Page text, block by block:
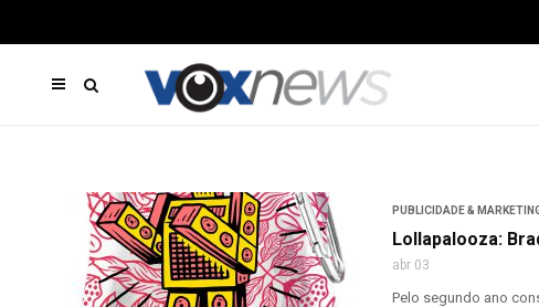
PUBLICIDADE &
Lollapalooza:
abr 03
Pelo segundo ano